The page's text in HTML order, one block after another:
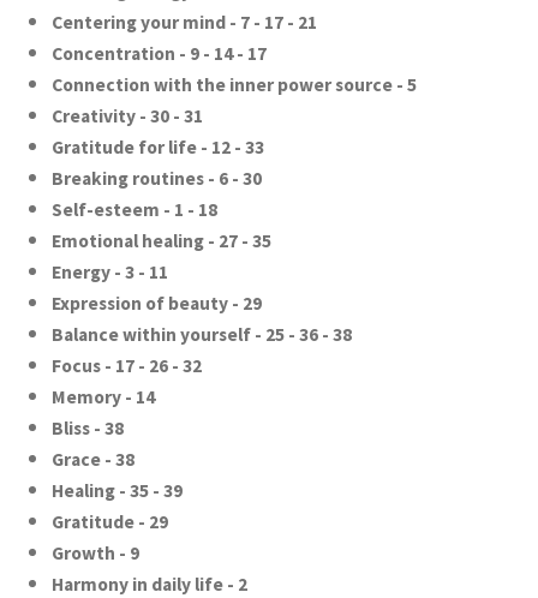
Centering your mind - 7 - 17 - 21
Concentration - 9 - 14 - 17
Connection with the inner power source - 5
Creativity - 30 - 31
Gratitude for life - 12 - 33
Breaking routines - 6 - 30
Self-esteem - 1 - 18
Emotional healing - 27 - 35
Energy - 3 - 11
Expression of beauty - 29
Balance within yourself - 25 - 36 - 38
Focus - 17 - 26 - 32
Memory - 14
Bliss - 38
Grace - 38
Healing - 35 - 39
Gratitude - 29
Growth - 9
Harmony in daily life - 2